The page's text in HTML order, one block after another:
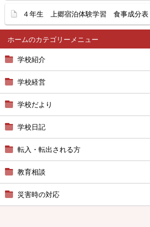
ホーム
学校紹介
学校経営
学校だより
学校日記
転入・転出される方
教育相談
災害時の対応
４年生 上郷宿泊体験学習 食事成分表